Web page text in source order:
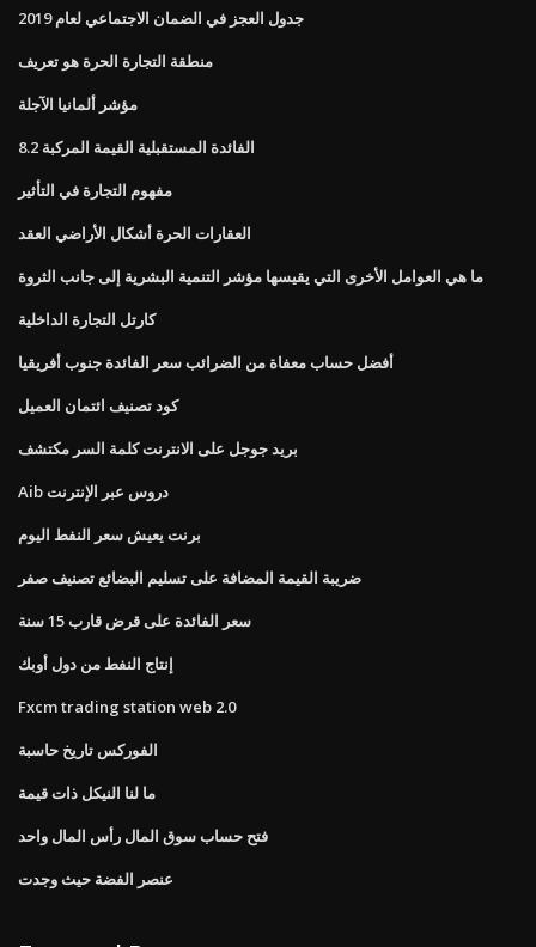
جدول العجز في الضمان الاجتماعي لعام 2019
منطقة التجارة الحرة هو تعريف
مؤشر ألمانيا الآجلة
8.2 الفائدة المستقبلية القيمة المركبة
مفهوم التجارة في التأثير
العقارات الحرة أشكال الأراضي العقد
ما هي العوامل الأخرى التي يقيسها مؤشر التنمية البشرية إلى جانب الثروة
كارتل التجارة الداخلية
أفضل حساب معفاة من الضرائب سعر الفائدة جنوب أفريقيا
كود تصنيف ائتمان العميل
بريد جوجل على الانترنت كلمة السر مكتشف
Aib دروس عبر الإنترنت
برنت يعيش سعر النفط اليوم
ضريبة القيمة المضافة على تسليم البضائع تصنيف صفر
سعر الفائدة على قرض قارب 15 سنة
إنتاج النفط من دول أوبك
Fxcm trading station web 2.0
الفوركس تاريخ حاسبة
ما لنا النيكل ذات قيمة
فتح حساب سوق المال رأس المال واحد
عنصر الفضة حيث وجدت